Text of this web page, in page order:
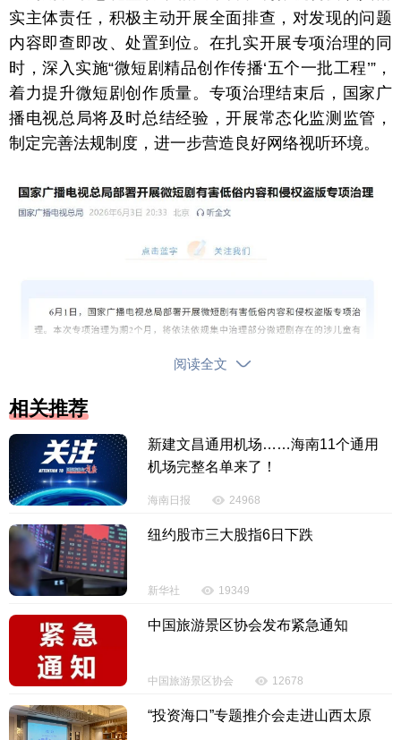
实主体责任，积极主动开展全面排查，对发现的问题
内容即查即改、处置到位。在扎实开展专项治理的同
时，深入实施“微短剧精品创作传播‘五个一批工程’”，
着力提升微短剧创作质量。专项治理结束后，国家广
播电视总局将及时总结经验，开展常态化监测监管，
制定完善法规制度，进一步营造良好网络视听环境。
（原标题：国家广播电视总局部署开展微短剧有
害低俗内容和侵权盗版专项治理）
【内容审核：黄奕宏】
阅读全文
相关推荐
新建文昌通用机场……海南11个通用
机场完整名单来了！
海南日报 24968
纽约股市三大股指6日下跌
新华社 19349
中国旅游景区协会发布紧急通知
中国旅游景区协会 12678
“投资海口”专题推介会走进山西太原